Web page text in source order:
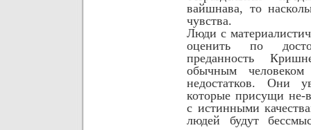
вайшнава, то
чувства.
Люди с
оценить по
преданность
обычным
недостатков. Они
которые присущи
с истинными
людей будут